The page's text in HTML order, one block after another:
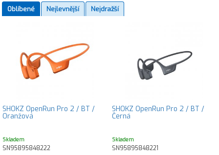
Oblíbené
Nejlevnější Nejdražší
SHOKZ OpenRun Pro 2 / BT /
Oranžová
Skladem
SN95895848222
SHOKZ OpenRun Pro 2 / BT /
Černá
Skladem
SN95895848221